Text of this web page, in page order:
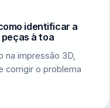
identificar a
à toa
na impressão 3D,
corrigir o problema